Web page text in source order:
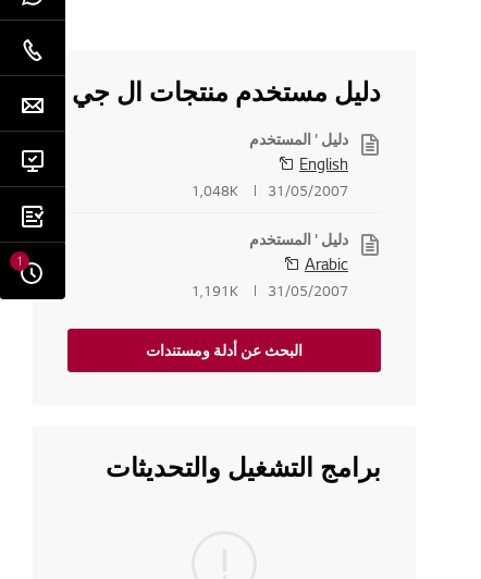
دليل مستخدم منتجات ال جي
دليل ' المستخدم
English
31/05/2007
1,048K
دليل ' المستخدم
Arabic
31/05/2007
1,191K
البحث عن أدلة ومستندات
برامج التشغيل والتحديثات
1